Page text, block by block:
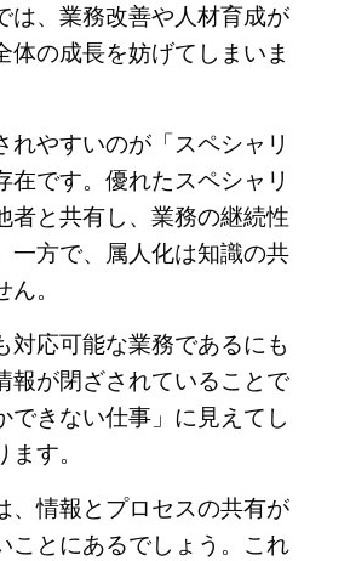
は、業務改善や人材育成が
体の成長を妨げてしまいま
れやすいのが「スペシャリ
在です。優れたスペシャリ
者と共有し、業務の継続性
一方で、属人化は知識の共
。
対応可能な業務であるにも
報が閉ざされていることで
できない仕事」に見えてし
す。
、情報とプロセスの共有が
ことにあるでしょう。これ